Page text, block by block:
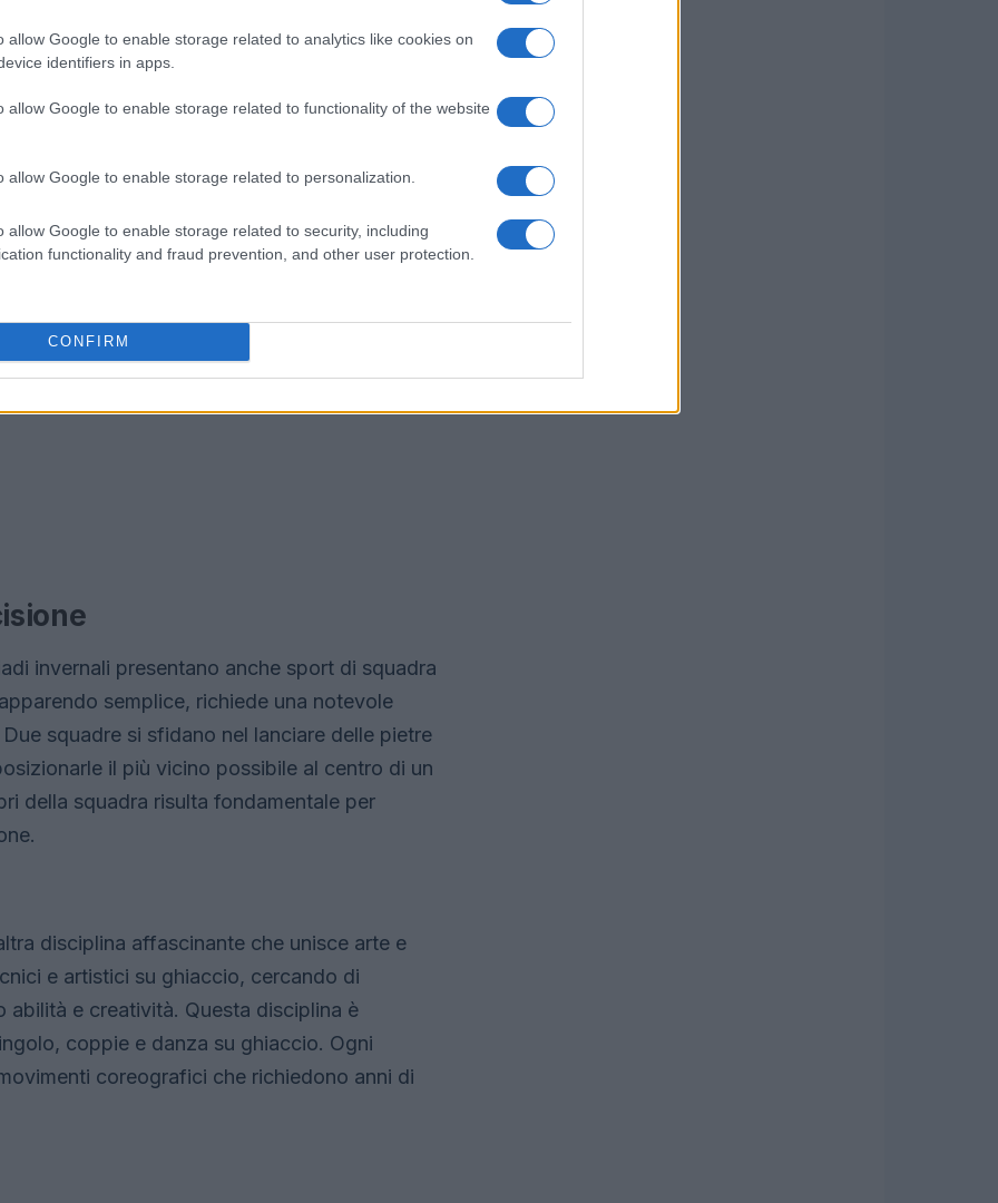
allow Google to enable storage related to analytics like cookies on
identifiers in apps.
allow Google to enable storage related to functionality of the website
allow Google to enable storage related to personalization.
allow Google to enable storage related to security, including
functionality and fraud prevention, and other user protection.
CONFIRM
tiro a segno. Questa disciplina richiede agli
in punti specifici, di fermarsi per colpire
fisica e concentrazione mentale rende il
delle Olimpiadi invernali.
invernali presentano anche sport di squadra
semplice, richiede una notevole
squadre si sfidano nel lanciare delle pietre
il più vicino possibile al centro di un
della squadra risulta fondamentale per
disciplina affascinante che unisce arte e
e artistici su ghiaccio, cercando di
abilità e creatività. Questa disciplina è
coppie e danza su ghiaccio. Ogni
coreografici che richiedono anni di